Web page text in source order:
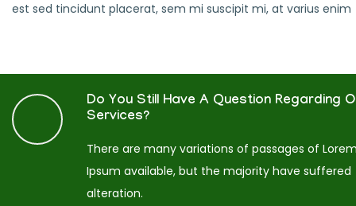
est sed tincidunt placerat, sem mi suscipit mi, at varius enim
Do You Still Have A Question Regarding
Services?
There are many variations of passages of
Ipsum available, but the majority have suffered
alteration.